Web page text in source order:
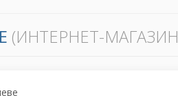
(ИНТЕРНЕТ-